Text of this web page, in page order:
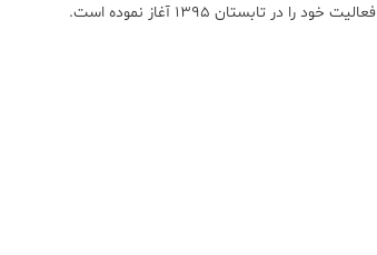
فعالیت خود را در تابستان ۱۳۹۵ آغاز نموده است.